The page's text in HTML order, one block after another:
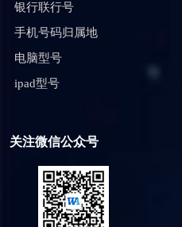
银行联行号
手机号码归属地
电脑型号
ipad型号
关注微信公众号